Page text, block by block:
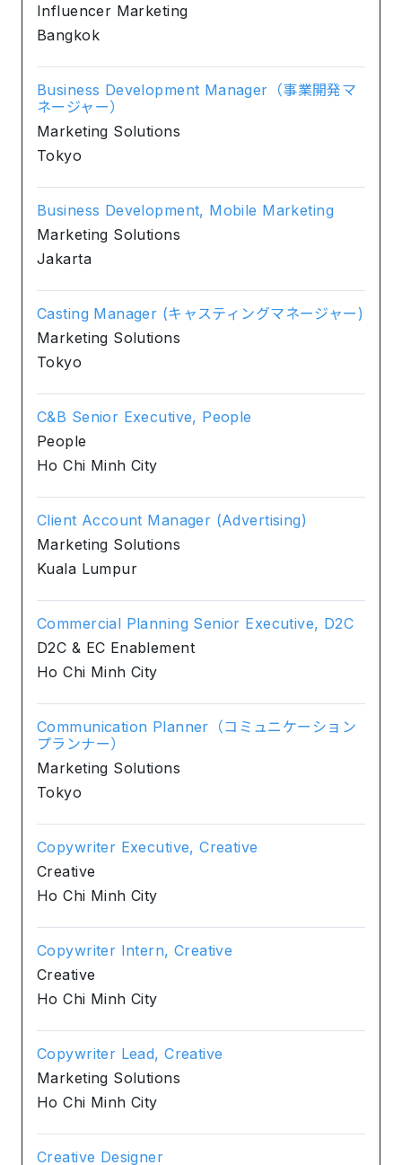
Influencer Marketing
Bangkok
Business Development Manager（事業開発マ
ネージャー）
Marketing Solutions
Tokyo
Business Development, Mobile Marketing
Marketing Solutions
Jakarta
Casting Manager (キャスティングマネージャー)
Marketing Solutions
Tokyo
C&B Senior Executive, People
People
Ho Chi Minh City
Client Account Manager (Advertising)
Marketing Solutions
Kuala Lumpur
Commercial Planning Senior Executive, D2C
D2C & EC Enablement
Ho Chi Minh City
Communication Planner（コミュニケーション
プランナー）
Marketing Solutions
Tokyo
Copywriter Executive, Creative
Creative
Ho Chi Minh City
Copywriter Intern, Creative
Creative
Ho Chi Minh City
Copywriter Lead, Creative
Marketing Solutions
Ho Chi Minh City
Creative Designer